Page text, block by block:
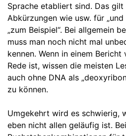
Sprache etabliert sind. Das
Abkürzungen wie usw. für
„zum Beispiel“. Bei allgemein
muss man noch nicht mal
kennen. Wenn in einem
Rede ist, wissen die meisten
auch ohne DNA als
zu können.
Umgekehrt wird es schwierig,
eben nicht allen geläufig ist.